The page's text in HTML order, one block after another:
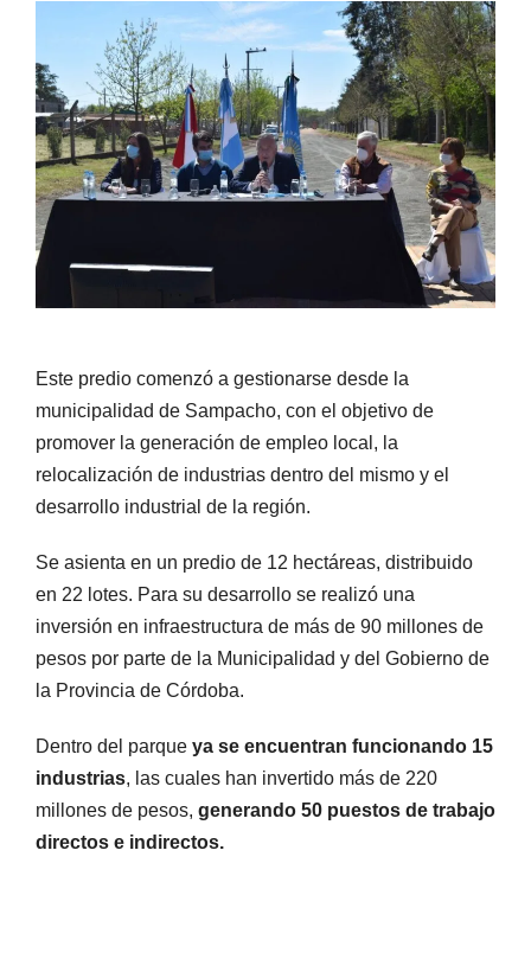
Este predio comenzó a gestionarse desde la
municipalidad de Sampacho, con el objetivo de
promover la generación de empleo local, la
relocalización de industrias dentro del mismo y el
desarrollo industrial de la región.
Se asienta en un predio de 12 hectáreas, distribuido
en 22 lotes. Para su desarrollo se realizó una
inversión en infraestructura de más de 90 millones de
pesos por parte de la Municipalidad y del Gobierno de
la Provincia de Córdoba.
Dentro del parque ya se encuentran funcionando 15
industrias, las cuales han invertido más de 220
millones de pesos, generando 50 puestos de trabajo
directos e indirectos.